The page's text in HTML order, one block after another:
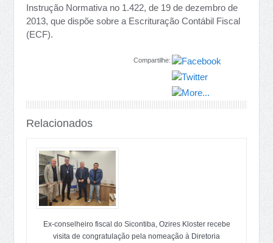
Instrução Normativa no 1.422, de 19 de dezembro de
2013, que dispõe sobre a Escrituração Contábil Fiscal
(ECF).
Compartilhe:
Relacionados
Ex-conselheiro fiscal do Sicontiba, Ozires Kloster recebe
visita de congratulação pela nomeação à Diretoria